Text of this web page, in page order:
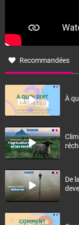
Recommandées
À
De